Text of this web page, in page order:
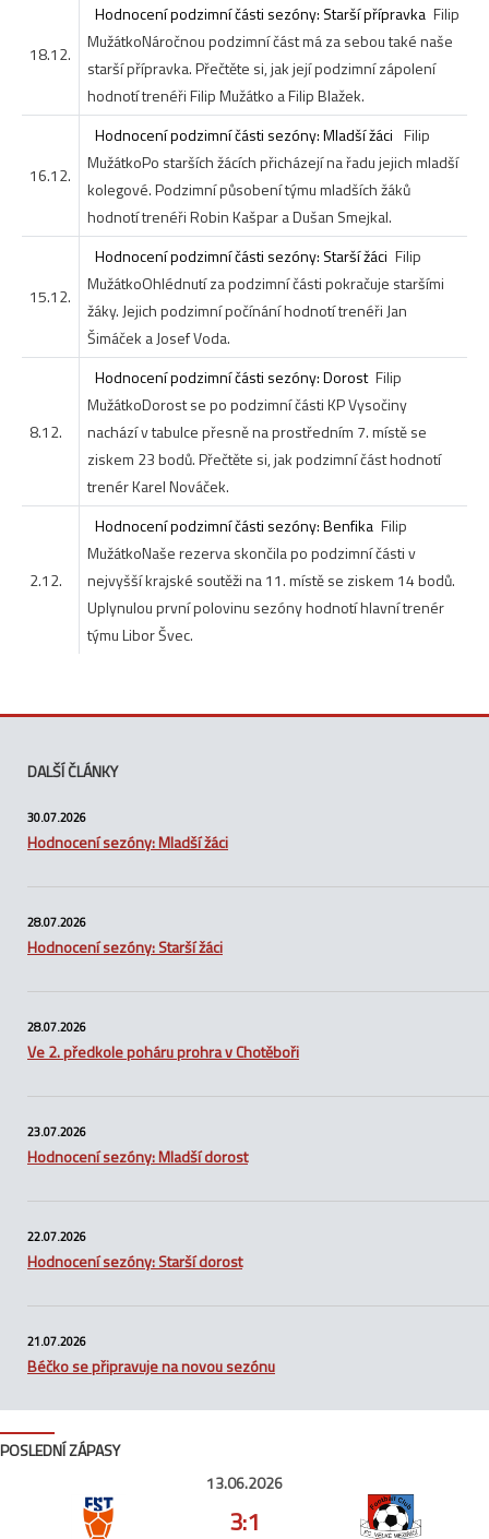
18.12.
Hodnocení podzimní části sezóny: Starší přípravka Filip
MužátkoNáročnou podzimní část má za sebou také naše
starší přípravka. Přečtěte si, jak její podzimní zápolení
hodnotí trenéři Filip Mužátko a Filip Blažek.
16.12.
Hodnocení podzimní části sezóny: Mladší žáci Filip
MužátkoPo starších žácích přicházejí na řadu jejich mladší
kolegové. Podzimní působení týmu mladších žáků
hodnotí trenéři Robin Kašpar a Dušan Smejkal.
15.12.
Hodnocení podzimní části sezóny: Starší žáci Filip
MužátkoOhlédnutí za podzimní části pokračuje staršími
žáky. Jejich podzimní počínání hodnotí trenéři Jan
Šimáček a Josef Voda.
8.12.
Hodnocení podzimní části sezóny: Dorost Filip
MužátkoDorost se po podzimní části KP Vysočiny
nachází v tabulce přesně na prostředním 7. místě se
ziskem 23 bodů. Přečtěte si, jak podzimní část hodnotí
trenér Karel Nováček.
2.12.
Hodnocení podzimní části sezóny: Benfika Filip
MužátkoNaše rezerva skončila po podzimní části v
nejvyšší krajské soutěži na 11. místě se ziskem 14 bodů.
Uplynulou první polovinu sezóny hodnotí hlavní trenér
týmu Libor Švec.
DALŠÍ ČLÁNKY
30.07.2026
Hodnocení sezóny: Mladší žáci
28.07.2026
Hodnocení sezóny: Starší žáci
28.07.2026
Ve 2. předkole poháru prohra v Chotěboři
23.07.2026
Hodnocení sezóny: Mladší dorost
22.07.2026
Hodnocení sezóny: Starší dorost
21.07.2026
Béčko se připravuje na novou sezónu
POSLEDNÍ ZÁPASY
13.06.2026
3:1